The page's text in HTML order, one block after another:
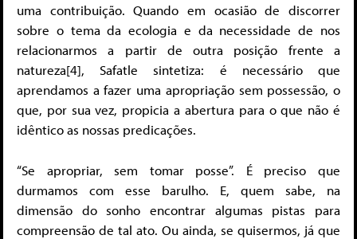
uma contribuição. Quando em ocasião de discorrer
sobre o tema da ecologia e da necessidade de nos
relacionarmos a partir de outra posição frente a
natureza[4], Safatle sintetiza: é necessário que
aprendamos a fazer uma apropriação sem possessão, o
que, por sua vez, propicia a abertura para o que não é
idêntico as nossas predicações.
“Se apropriar, sem tomar posse”. É preciso que
durmamos com esse barulho. E, quem sabe, na
dimensão do sonho encontrar algumas pistas para
compreensão de tal ato. Ou ainda, se quisermos, já que